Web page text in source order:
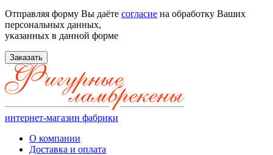
Отправляя форму Вы даёте согласие на обработку Ваших
персональных данных,
указанных в данной форме
Заказать
интернет-магазин фабрики
О компании
Доставка и оплата